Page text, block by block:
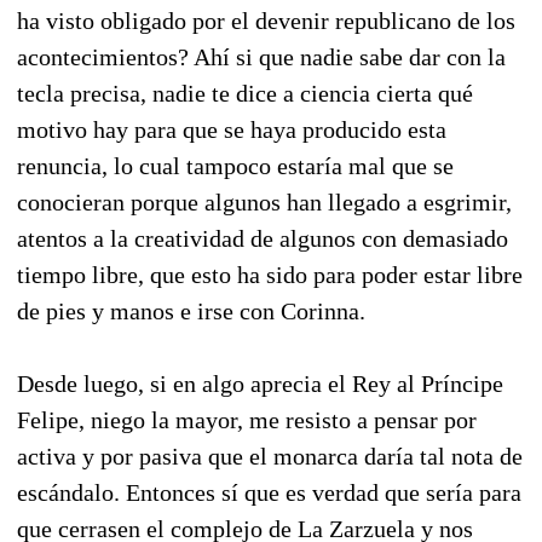
ha visto obligado por el devenir republicano de los
acontecimientos? Ahí si que nadie sabe dar con la
tecla precisa, nadie te dice a ciencia cierta qué
motivo hay para que se haya producido esta
renuncia, lo cual tampoco estaría mal que se
conocieran porque algunos han llegado a esgrimir,
atentos a la creatividad de algunos con demasiado
tiempo libre, que esto ha sido para poder estar libre
de pies y manos e irse con Corinna.
Desde luego, si en algo aprecia el Rey al Príncipe
Felipe, niego la mayor, me resisto a pensar por
activa y por pasiva que el monarca daría tal nota de
escándalo. Entonces sí que es verdad que sería para
que cerrasen el complejo de La Zarzuela y nos